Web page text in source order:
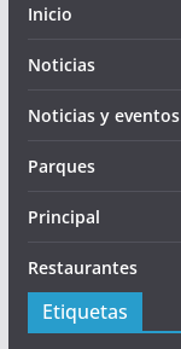
Inicio
Noticias
Noticias y eventos
Parques
Principal
Restaurantes
Etiquetas